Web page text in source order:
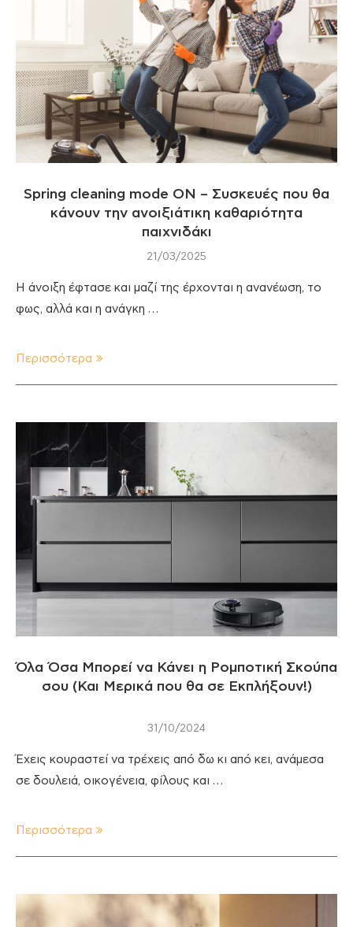
Spring cleaning mode ON – Συσκευές που θα
κάνουν την ανοιξιάτικη καθαριότητα
παιχνιδάκι
21/03/2025
Η άνοιξη έφτασε και μαζί της έρχονται η ανανέωση, το
φως, αλλά και η ανάγκη …
Περισσότερα
Όλα Όσα Μπορεί να Κάνει η Ρομποτική Σκούπα
σου (Και Μερικά που θα σε Εκπλήξουν!)
31/10/2024
Έχεις κουραστεί να τρέχεις από δω κι από κει, ανάμεσα
σε δουλειά, οικογένεια, φίλους και …
Περισσότερα